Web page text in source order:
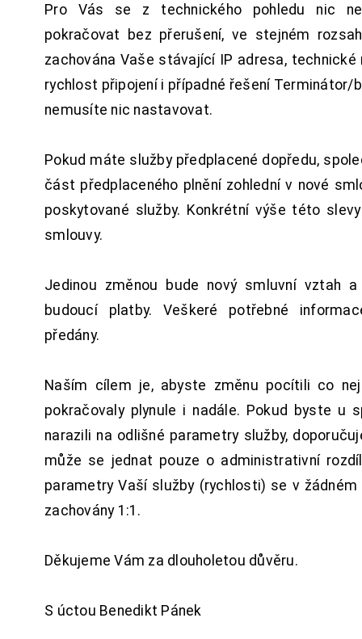
Pro Vás se z technického pohledu nic
pokračovat bez přerušení, ve stejném
zachována Vaše stávající IP adresa, technické
rychlost připojení i případné řešení Terminátor/
nemusíte nic nastavovat.
Pokud máte služby předplacené dopředu,
část předplaceného plnění zohlední v nové
poskytované služby. Konkrétní výše této
smlouvy.
Jedinou změnou bude nový smluvní vztah
budoucí platby. Veškeré potřebné
předány.
Naším cílem je, abyste změnu pocítili co
pokračovaly plynule i nadále. Pokud byste u
narazili na odlišné parametry služby,
může se jednat pouze o administrativní
parametry Vaší služby (rychlosti) se v
zachovány 1:1.
Děkujeme Vám za dlouholetou důvěru.
S úctou Benedikt Pánek